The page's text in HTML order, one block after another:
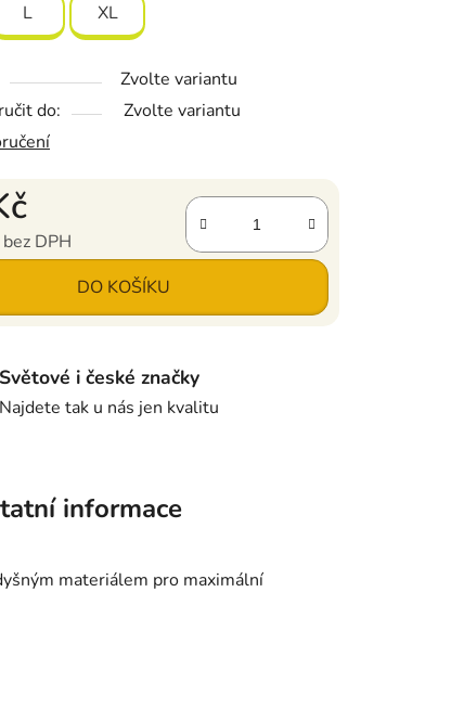
L XL
Zvolte variantu
do:
Zvolte variantu
DPH
DO KOŠÍKU
Světové i české značky
Najdete tak u nás jen kvalitu
informace
materiálem pro maximální